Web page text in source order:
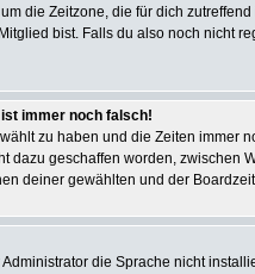
die Zeitzone, die für dich
bist. Falls du also noch nicht
ist immer noch falsch!
zu haben und die Zeiten immer
dazu geschaffen worden, zwischen
deiner gewählten und der
die Sprache nicht